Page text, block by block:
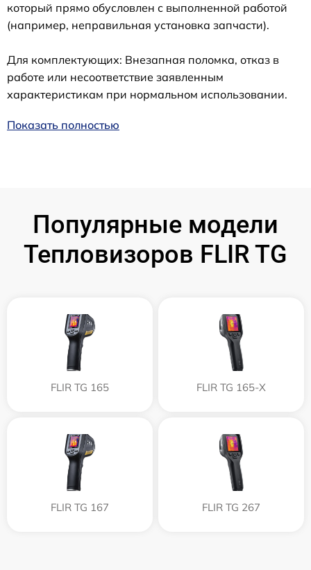
который прямо обусловлен с выполненной работой
(например, неправильная установка запчасти).
Для комплектующих: Внезапная поломка, отказ в
работе или несоответствие заявленным
характеристикам при нормальном использовании.
Показать полностью
Популярные модели
Тепловизоров FLIR TG
FLIR TG 165 FLIR TG 165-X
FLIR TG 167 FLIR TG 267